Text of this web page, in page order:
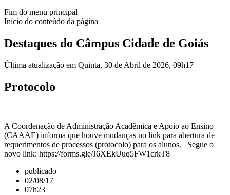
Fim do menu principal
Início do conteúdo da página
Destaques do Câmpus Cidade de Goiás
Última atualização em Quinta, 30 de Abril de 2026, 09h17
Protocolo
A Coordenação de Administração Acadêmica e Apoio ao Ensino
(CAAAE) informa que houve mudanças no link para abertura de
requerimentos de processos (protocolo) para os alunos. Segue o
novo link: https://forms.gle/J6XEkUuq5FW1crkT8
publicado
02/08/17
07h23